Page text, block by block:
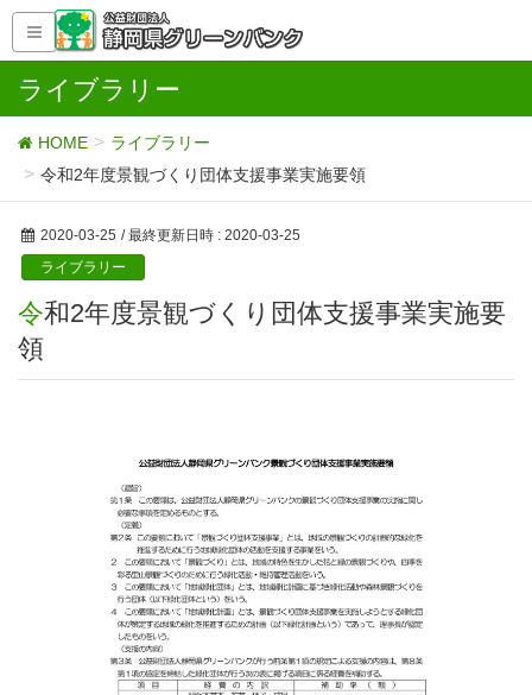
ライブラリー
HOME
ライブラリー
令和2年度景観づくり団体支援事業実施要領
2020-03-25 / 最終更新日時 : 2020-03-25
ライブラリー
令和2年度景観づくり団体支援事業実施要
領